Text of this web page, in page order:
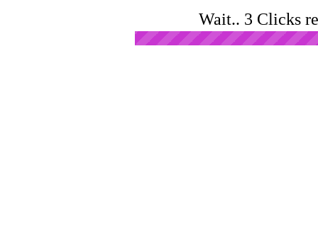
Wait.. 3 Clicks